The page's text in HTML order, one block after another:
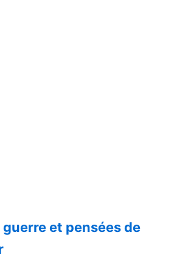
et pensées de